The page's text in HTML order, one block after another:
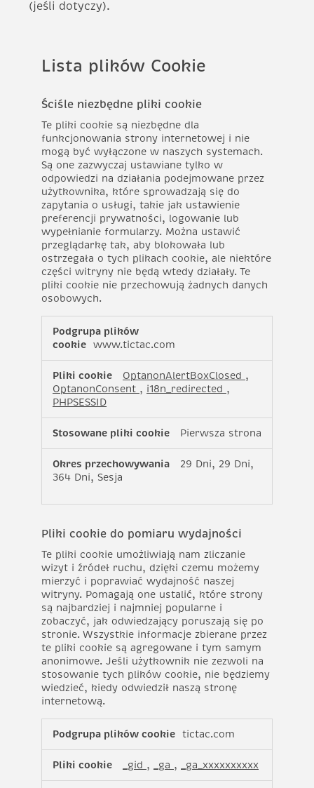
(jeśli dotyczy).
Lista plików Cookie
Ściśle niezbędne pliki cookie
Te pliki cookie są niezbędne dla
funkcjonowania strony internetowej i nie
mogą być wyłączone w naszych systemach.
Są one zazwyczaj ustawiane tylko w
odpowiedzi na działania podejmowane przez
użytkownika, które sprowadzają się do
zapytania o usługi, takie jak ustawienie
preferencji prywatności, logowanie lub
wypełnianie formularzy. Można ustawić
przeglądarkę tak, aby blokowała lub
ostrzegała o tych plikach cookie, ale niektóre
części witryny nie będą wtedy działały. Te
pliki cookie nie przechowują żadnych danych
osobowych.
niezbędne
cookie
www.tictac.com
OptanonAlertBoxClosed ,
OptanonConsent , i18n_redirected ,
PHPSESSID
Pierwsza strona
29 Dni, 29 Dni,
364 Dni, Sesja
Pliki cookie do pomiaru wydajności
Te pliki cookie umożliwiają nam zliczanie
wizyt i źródeł ruchu, dzięki czemu możemy
mierzyć i poprawiać wydajność naszej
witryny. Pomagają one ustalić, które strony
są najbardziej i najmniej popularne i
zobaczyć, jak odwiedzający poruszają się po
stronie. Wszystkie informacje zbierane przez
te pliki cookie są agregowane i tym samym
anonimowe. Jeśli użytkownik nie zezwoli na
stosowanie tych plików cookie, nie będziemy
wiedzieć, kiedy odwiedził naszą stronę
internetową.
cookie
pomiaru
tictac.com
_gid , _ga , _ga_xxxxxxxxxx